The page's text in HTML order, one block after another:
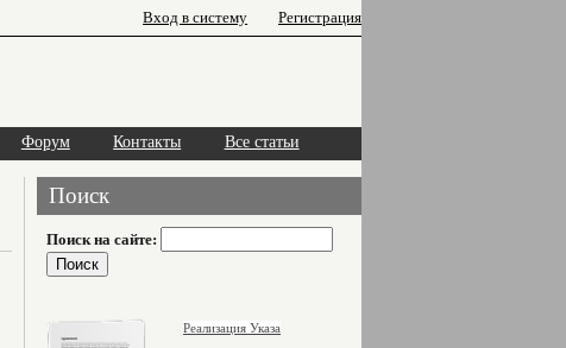
Вход в систему Регистрация
Форум Контакты Все статьи
Поиск
Поиск на сайте:
Реализация Указа